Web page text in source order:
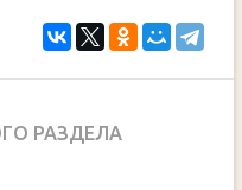
РАЗДЕЛА